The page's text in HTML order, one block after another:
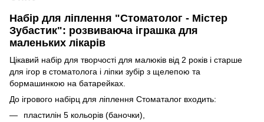
Набір для ліплення "Стоматолог - Містер
Зубастик": розвиваюча іграшка для
маленьких лікарів
Цікавий набір для творчості для малюків від 2 років і старше
для ігор в стоматолога і ліпки зубір з щелепою та
бормашинкою на батарейках.
До ігрового набірц для ліплення Стоматалог входить:
пластилін 5 кольорів (баночки),